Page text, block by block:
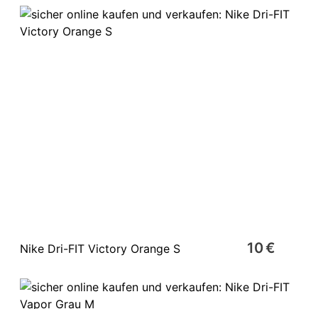
Nike Dri-FIT Victory Orange S 10 €